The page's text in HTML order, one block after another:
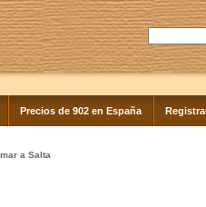
Precios de 902 en España
a Salta